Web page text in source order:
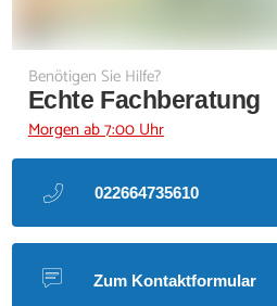
Benötigen Sie Hilfe?
Echte Fachberatung
Morgen ab 7:00 Uhr
022664735610
Zum Kontaktformular